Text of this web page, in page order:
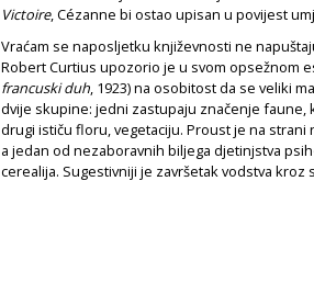
Victoire, Cézanne bi ostao upisan u povijest
Vraćam se naposljetku književnosti ne
Robert Curtius upozorio je u svom opsežnom
francuski duh, 1923) na osobitost da se veliki
dvije skupine: jedni zastupaju značenje
drugi ističu floru, vegetaciju. Proust je na strani
a jedan od nezaboravnih biljega djetinjstva
cerealija. Sugestivniji je završetak vodstva kroz